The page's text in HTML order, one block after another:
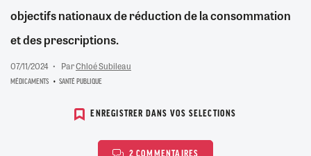
objectifs nationaux de réduction de la consommation
et des prescriptions.
07/11/2024 ParChloé Subileau
MÉDICAMENTS SANTÉ PUBLIQUE
ENREGISTRER DANS VOS SELECTIONS